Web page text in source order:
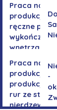
Praca na
produkcji -
ręczne
wnętrza aut
Praca na
produkcji-
produkcja
rur ze stali
nierdzewnej
-